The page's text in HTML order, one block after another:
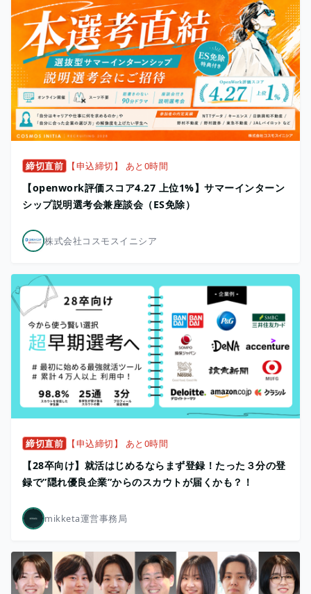
締切直前 【申込締切】 あと0時間
【openwork評価スコア4.27 上位1%】サマーインターン
シップ説明選考会兼座談会（ES免除）
株式会社コスモスイニシア
締切直前 【申込締切】 あと0時間
【28卒向け】就活はじめるならまず登録！たった３分の登
録で”隠れ優良企業”からのスカウトが届くかも？！
mikketa運営事務局